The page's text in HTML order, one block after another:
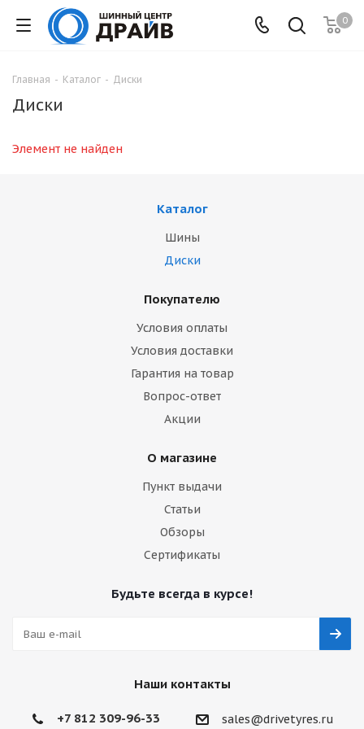
0
Главная - Каталог - Диски
Диски
Элемент не найден
Каталог
Шины
Диски
Покупателю
Условия оплаты
Условия доставки
Гарантия на товар
Вопрос-ответ
Акции
О магазине
Пункт выдачи
Статьи
Обзоры
Сертификаты
Будьте всегда в курсе!
Наши контакты
+7 812 309-96-33 sales@drivetyres.ru